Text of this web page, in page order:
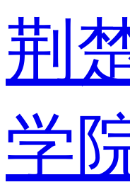
荆
学